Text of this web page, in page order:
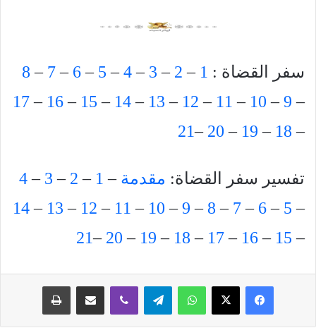
سفر القضاة : 1
–
2
–
3
–
4
–
5
–
6
–
7
–
8
–
9
–
10
–
11
–
12
–
13
–
14
–
15
–
16
–
17
–
18
–
19
–
20
–
21
تفسير سفر القضاة: مقدمة –
1
–
2
–
3
–
4
–
5
–
6
–
7
–
8
–
9
–
10
–
11
–
12
–
13
–
14
–
15
–
16
–
17
–
18
–
19
–
20
–
21
فيسبوك‫X واتسابتيلقرامڤايبر مشاركة عبر البريد طباعة